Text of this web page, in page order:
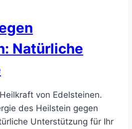
Natürliche
von Edelsteinen.
des Heilstein gegen
Unterstützung für Ihr